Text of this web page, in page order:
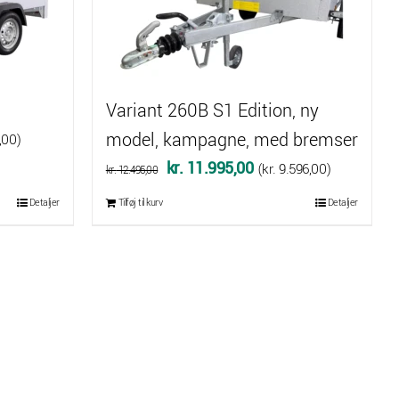
)
Detaljer
Variant 260B S1 Edition, ny
model, kampagne, med bremser
kr.12.495,00
Den
kr. 11.995,00Den
(kr.9.596,00)
Tilføj til kurv Detaljer